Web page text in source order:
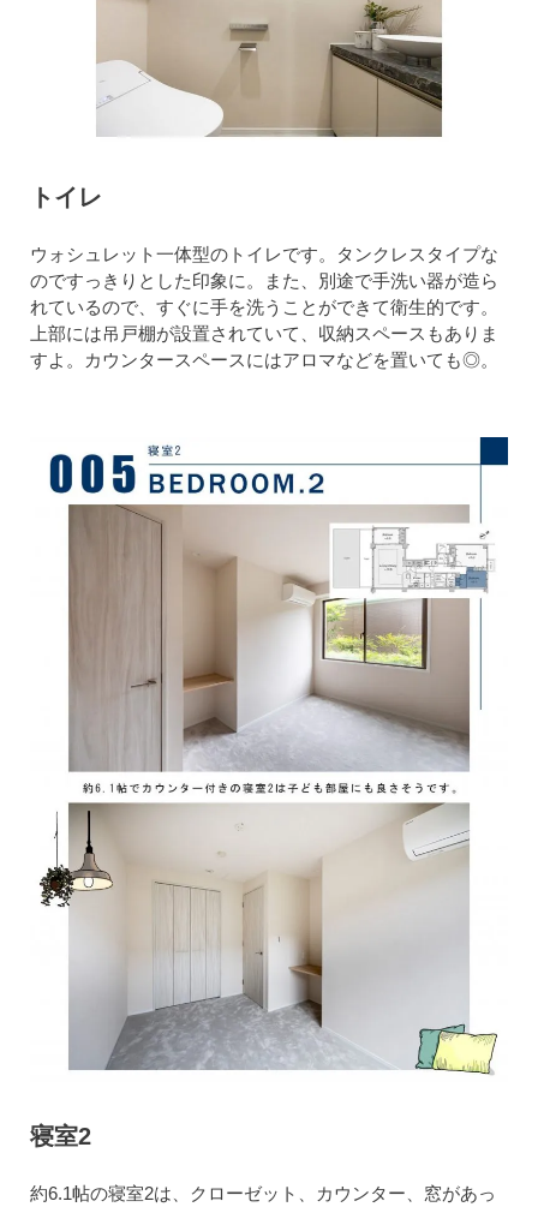
トイレ
ウォシュレット一体型のトイレです。タンクレスタイプな
のですっきりとした印象に。また、別途で手洗い器が造ら
れているので、すぐに手を洗うことができて衛生的です。
上部には吊戸棚が設置されていて、収納スペースもありま
すよ。カウンタースペースにはアロマなどを置いても◎。
寝室2
約6.1帖の寝室2は、クローゼット、カウンター、窓があっ